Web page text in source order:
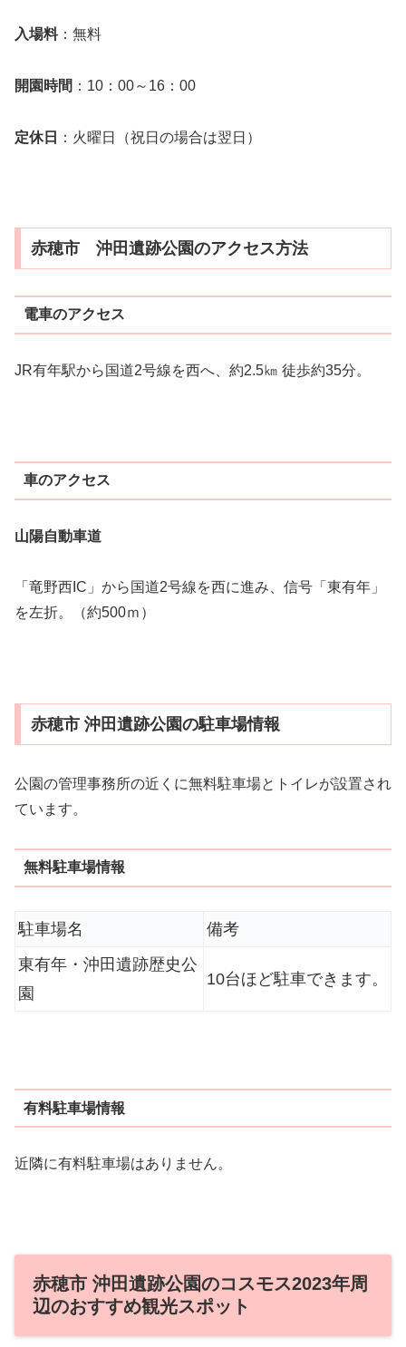
入場料：無料
開園時間 ：10：00～16：00
定休日 ：火曜日（祝日の場合は翌日）
赤穂市 沖田遺跡公園のアクセス方法
電車のアクセス
JR有年駅から国道2号線を西へ、約2.5㎞ 徒歩約35分。
車のアクセス
山陽自動車道
「竜野西IC」から国道2号線を西に進み、信号「東有年」
を左折。（約500ｍ）
赤穂市 沖田遺跡公園の駐車場情報
公園の管理事務所の近くに無料駐車場とトイレが設置され
ています。
無料駐車場情報
駐車場名
備考
東有年・沖田遺跡歴史公
園
10台ほど駐車できます。
有料駐車場情報
近隣に有料駐車場はありません。
赤穂市 沖田遺跡公園のコスモス2023年周
辺のおすすめ観光スポット